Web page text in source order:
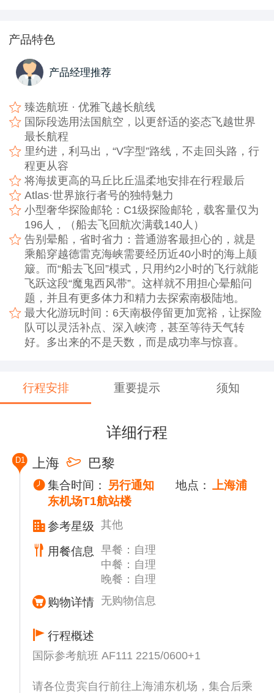
产品特色
产品经理推荐
臻选航班 · 优雅飞越长航线
国际段选用法国航空，以更舒适的姿态飞越世界
最长航程
里约进，利马出，“V字型”路线，不走回头路，行
程更从容
将海拔更高的马丘比丘温柔地安排在行程最后
Atlas·世界旅行者号的独特魅力
小型奢华探险邮轮：C1级探险邮轮，载客量仅为
196人，（船去飞回航次满载140人）
告别晕船，省时省力：普通游客最担心的，就是
乘船穿越德雷克海峡需要经历近40小时的海上颠
簸。而“船去飞回”模式，只用约2小时的飞行就能
飞跃这段“魔鬼西风带”。这样就不用担心晕船问
题，并且有更多体力和精力去探索南极陆地。
最大化游玩时间：6天南极停留更加宽裕，让探险
队可以灵活补点、深入峡湾，甚至等待天气转
好。多出来的不是天数，而是成功率与惊喜。
行程安排 重要提示 须知
详细行程
D1 上海 巴黎
集合时间： 另行通知 地点： 上海浦
东机场T1航站楼
参考星级
其他
用餐信息
早餐：自理
中餐：自理
晚餐：自理
购物详情 无购物信息
行程概述
国际参考航班 AF111 2215/0600+1
请各位贵宾自行前往上海浦东机场，集合后乘